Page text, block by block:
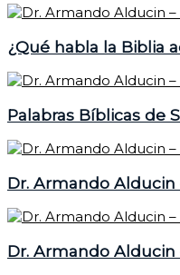
¿Qué habla la Biblia
Palabras Bíblicas de
Dr. Armando Alducin
Dr. Armando Alducin